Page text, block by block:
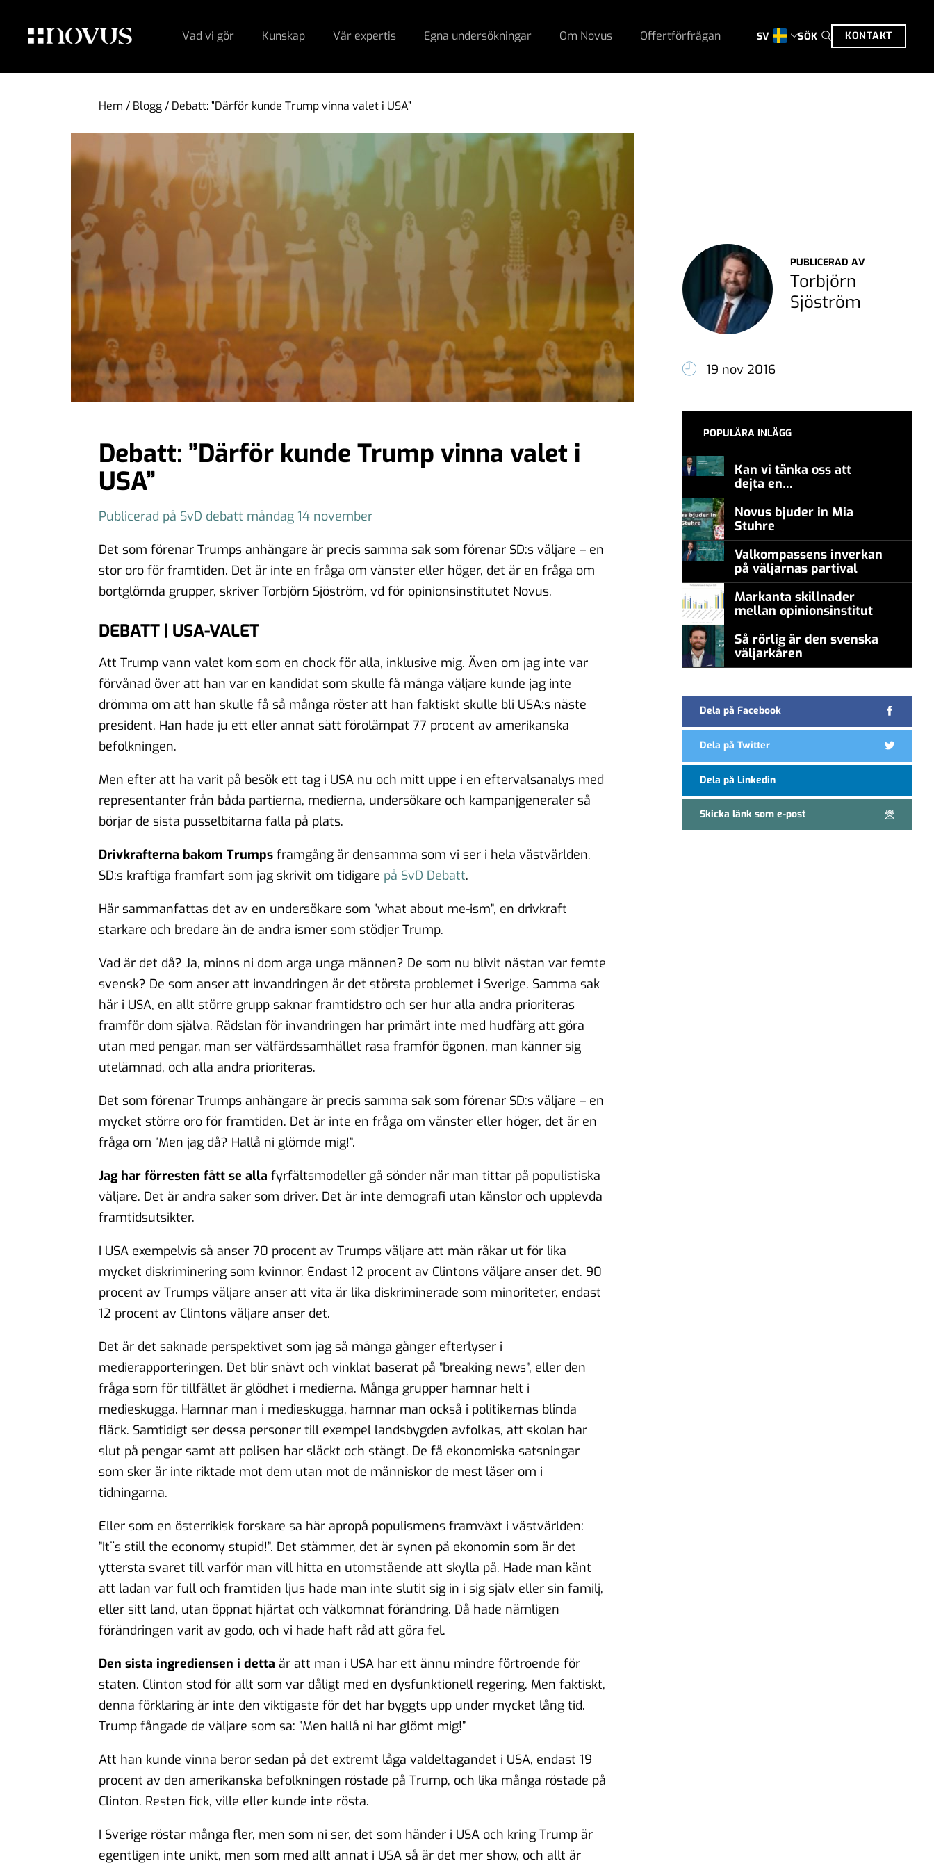
Vad vi gör Kunskap Vår expertis Egna undersökningar Om Novus Offertförfrågan SV SÖK KONTAKT
Hem / Blogg/ Debatt: ”Därför kunde Trump vinna valet i USA”
Debatt: ”Därför kunde Trump vinna valet i
USA”
Publicerad på SvD debatt måndag 14 november
Det som förenar Trumps anhängare är precis samma sak som förenar SD:s väljare – en
stor oro för framtiden. Det är inte en fråga om vänster eller höger, det är en fråga om
bortglömda grupper, skriver Torbjörn Sjöström, vd för opinionsinstitutet Novus.
DEBATT | USA-VALET
Att Trump vann valet kom som en chock för alla, inklusive mig. Även om jag inte var
förvånad över att han var en kandidat som skulle få många väljare kunde jag inte
drömma om att han skulle få så många röster att han faktiskt skulle bli USA:s näste
president. Han hade ju ett eller annat sätt förolämpat 77 procent av amerikanska
befolkningen.
Men efter att ha varit på besök ett tag i USA nu och mitt uppe i en eftervalsanalys med
representanter från båda partierna, medierna, undersökare och kampanjgeneraler så
börjar de sista pusselbitarna falla på plats.
Drivkrafterna bakom Trumps framgång är densamma som vi ser i hela västvärlden.
SD:s kraftiga framfart som jag skrivit om tidigare på SvD Debatt.
Här sammanfattas det av en undersökare som ”what about me-ism”, en drivkraft
starkare och bredare än de andra ismer som stödjer Trump.
Vad är det då? Ja, minns ni dom arga unga männen? De som nu blivit nästan var femte
svensk? De som anser att invandringen är det största problemet i Sverige. Samma sak
här i USA, en allt större grupp saknar framtidstro och ser hur alla andra prioriteras
framför dom själva. Rädslan för invandringen har primärt inte med hudfärg att göra
utan med pengar, man ser välfärdssamhället rasa framför ögonen, man känner sig
utelämnad, och alla andra prioriteras.
Det som förenar Trumps anhängare är precis samma sak som förenar SD:s väljare – en
mycket större oro för framtiden. Det är inte en fråga om vänster eller höger, det är en
fråga om ”Men jag då? Hallå ni glömde mig!”.
Jag har förresten fått se alla fyrfältsmodeller gå sönder när man tittar på populistiska
väljare. Det är andra saker som driver. Det är inte demografi utan känslor och upplevda
framtidsutsikter.
I USA exempelvis så anser 70 procent av Trumps väljare att män råkar ut för lika
mycket diskriminering som kvinnor. Endast 12 procent av Clintons väljare anser det. 90
procent av Trumps väljare anser att vita är lika diskriminerade som minoriteter, endast
12 procent av Clintons väljare anser det.
Det är det saknade perspektivet som jag så många gånger efterlyser i
medierapporteringen. Det blir snävt och vinklat baserat på ”breaking news”, eller den
fråga som för tillfället är glödhet i medierna. Många grupper hamnar helt i
medieskugga. Hamnar man i medieskugga, hamnar man också i politikernas blinda
fläck. Samtidigt ser dessa personer till exempel landsbygden avfolkas, att skolan har
slut på pengar samt att polisen har släckt och stängt. De få ekonomiska satsningar
som sker är inte riktade mot dem utan mot de människor de mest läser om i
tidningarna.
Eller som en österrikisk forskare sa här apropå populismens framväxt i västvärlden:
”It¨s still the economy stupid!”. Det stämmer, det är synen på ekonomin som är det
yttersta svaret till varför man vill hitta en utomstående att skylla på. Hade man känt
att ladan var full och framtiden ljus hade man inte slutit sig in i sig själv eller sin familj,
eller sitt land, utan öppnat hjärtat och välkomnat förändring. Då hade nämligen
förändringen varit av godo, och vi hade haft råd att göra fel.
Den sista ingrediensen i detta är att man i USA har ett ännu mindre förtroende för
staten. Clinton stod för allt som var dåligt med en dysfunktionell regering. Men faktiskt,
denna förklaring är inte den viktigaste för det har byggts upp under mycket lång tid.
Trump fångade de väljare som sa: ”Men hallå ni har glömt mig!”
Att han kunde vinna beror sedan på det extremt låga valdeltagandet i USA, endast 19
procent av den amerikanska befolkningen röstade på Trump, och lika många röstade på
Clinton. Resten fick, ville eller kunde inte rösta.
I Sverige röstar många fler, men som ni ser, det som händer i USA och kring Trump är
egentligen inte unikt, men som med allt annat i USA så är det mer show, och allt är
PUBLICERAD AV
Torbjörn
Sjöström
19 nov 2016
POPULÄRA INLÄGG
Kan vi tänka oss att
dejta en
meningsmotståndare?
Novus bjuder in Mia
Stuhre
Valkompassens inverkan
på väljarnas partival
Markanta skillnader
mellan opinionsinstitut
Så rörlig är den svenska
väljarkåren
Dela på Facebook
Dela på Twitter
Dela på Linkedin
Skicka länk som e-post